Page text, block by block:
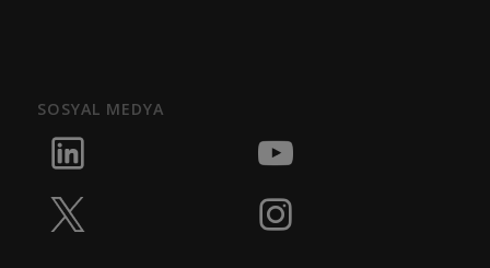
SOSYAL MEDYA